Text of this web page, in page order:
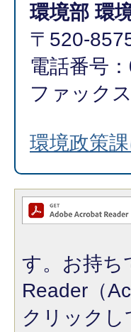
環境部 環
〒520-
電話番号
ファック
環境政策
す。お持ち
Reader（
クリック